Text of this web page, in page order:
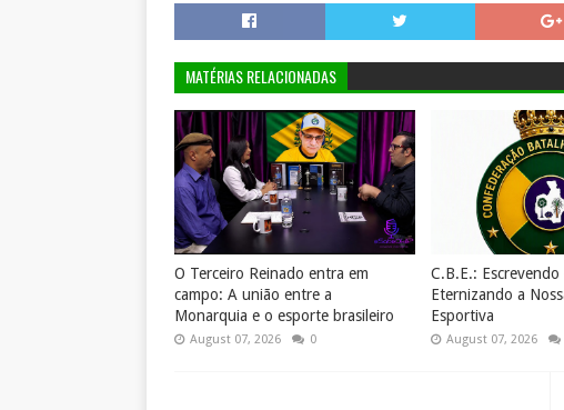
MATÉRIAS RELACIONADAS
O Terceiro Reinado entra em
campo: A união entre a
Monarquia e o esporte brasileiro
August 07, 2026 0
C.B.E.:
Eternizando a
Esportiva
August 07, 2026